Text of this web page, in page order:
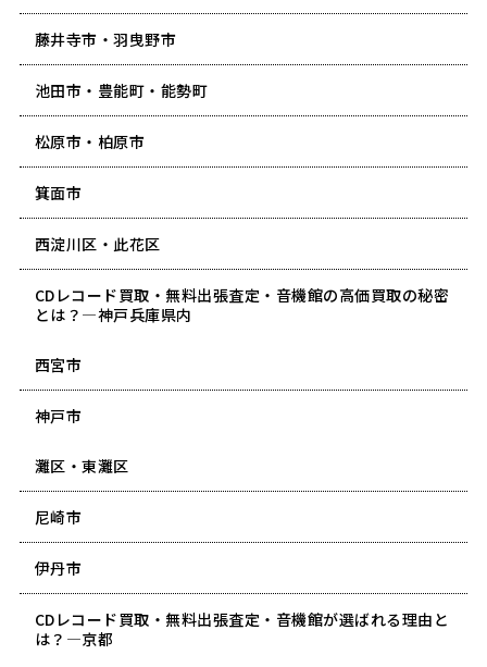
藤井寺市・羽曳野市
池田市・豊能町・能勢町
松原市・柏原市
箕面市
西淀川区・此花区
CDレコード買取・無料出張査定・音機館の高価買取の秘密
とは？―神戸兵庫県内
西宮市
神戸市
灘区・東灘区
尼崎市
伊丹市
CDレコード買取・無料出張査定・音機館が選ばれる理由と
は？―京都